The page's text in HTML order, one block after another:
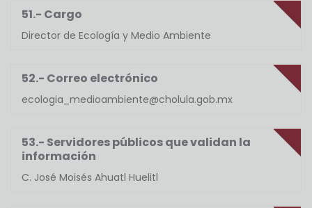
51.- Cargo
Director de Ecología y Medio Ambiente
52.- Correo electrónico
ecologia_medioambiente@cholula.gob.mx
53.- Servidores públicos que validan la
información
C. José Moisés Ahuatl Huelitl